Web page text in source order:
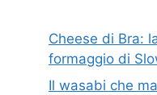
Cheese di Bra:
formaggio di
Il wasabi che